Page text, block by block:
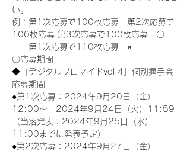
い。
例：第1次応募で100枚応募　第2次応募で
100枚応募 第3次応募で100枚応募　〇
第1次応募で110枚応募　×
〇応募期間
◆『デジタルブロマイドvol.4』個別握手会
応募期間
●第1次応募：2024年9月20日（金）
12:00～　2024年9月24日（火）11:59
（当落発表：2024年9月25日（水）
11:00までに発表予定）
●第2次応募：2024年9月27日（金）